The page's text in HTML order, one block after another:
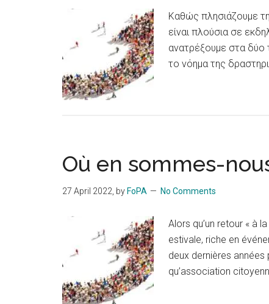
Καθώς πλησιάζουμε
είναι πλούσια σε
ανατρέξουμε στα δύο
το νόημα της
Où en sommes-
27 April 2022 , by FoPA No Comments
Alors qu’un retour « à
estivale, riche en
deux dernières
qu’association